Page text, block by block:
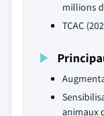
millions
TCAC
animaux